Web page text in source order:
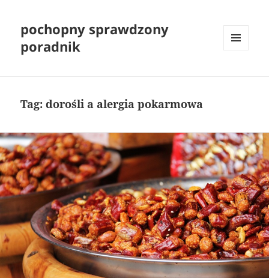
pochopny sprawdzony
poradnik
Tag:dorośli a alergia pokarmowa